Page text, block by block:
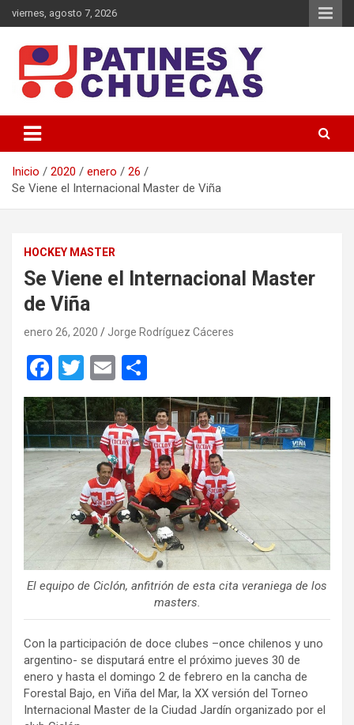
Saltar
al
viernes, agosto 7, 2026
Patines y Chuecas
Inicio 2020 enero
26
Se Viene el Internacional Master de Viña
HOCKEY MASTER
Se Viene el Internacional Master
de Viña
enero 26, 2020 Jorge Rodríguez Cáceres
F
a
ce
b
o
o
k
T
wi
tt
er
E
m
ail
o
m
p
ar
tir
El equipo de Ciclón, anfitrión de esta cita veraniega de los
masters.
Con la participación de doce clubes –once chilenos y uno
argentino- se disputará entre el próximo jueves 30 de
enero y hasta el domingo 2 de febrero en la cancha de
Forestal Bajo, en Viña del Mar, la XX versión del Torneo
Internacional Master de la Ciudad Jardín organizado por el